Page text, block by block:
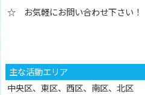
☆ お気軽にお問い合わせ下さい！
主な活動エリア
中央区、東区、西区、南区、北区